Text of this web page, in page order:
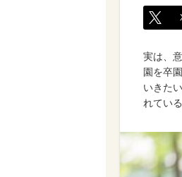
実は、
園を卒
いきた
れてい